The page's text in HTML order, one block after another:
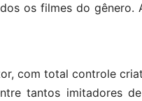
os filmes do gênero.
com total controle
tantos imitadores